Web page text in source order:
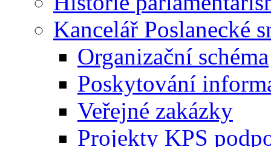
Kancelář Poslanecké
Organizační schéma
Poskytování
Veřejné zakázky
Projekty KPS